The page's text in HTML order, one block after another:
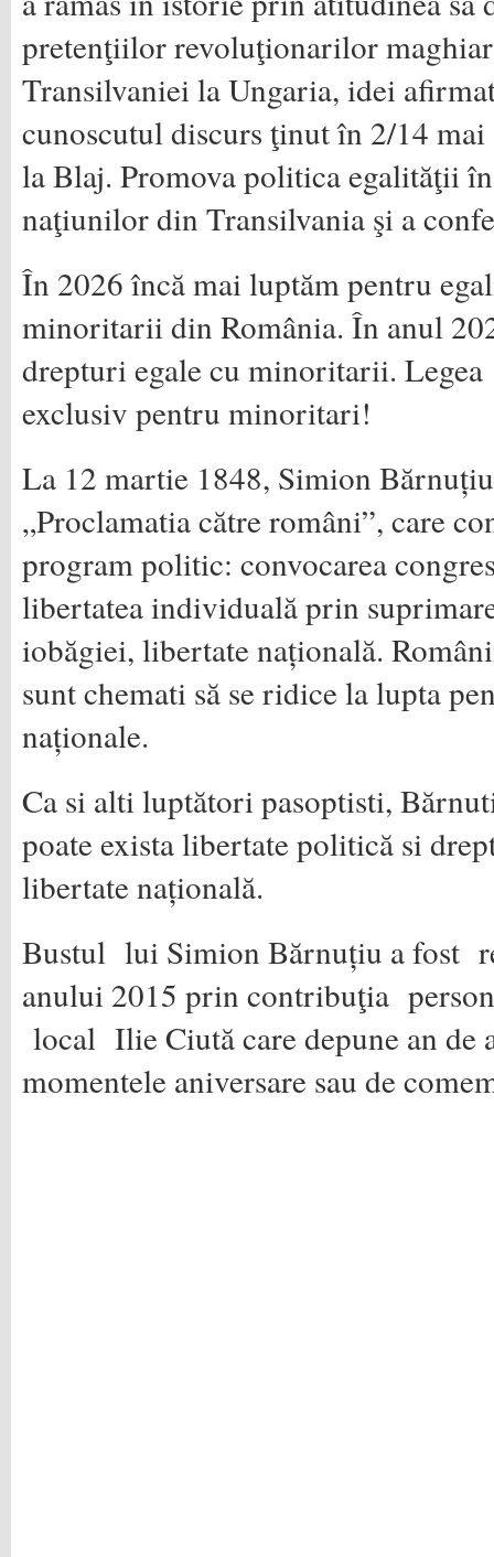
pretenţiilor revoluţionarilor
Transilvaniei la Ungaria, idei
cunoscutul discurs ţinut în 2/14
la Blaj. Promova politica egalităţii
naţiunilor din Transilvania şi a
În 2026 încă mai luptăm pentru
minoritarii din România. În anul
drepturi egale cu minoritarii. Legea
exclusiv pentru minoritari!
La 12 martie 1848, Simion
„Proclamatia către români”, care
program politic: convocarea
libertatea individuală prin
iobăgiei, libertate națională.
sunt chemati să se ridice la lupta
naționale.
Ca si alti luptători pasoptisti,
poate exista libertate politică si
libertate națională.
Bustul lui Simion Bărnuțiu a fost
anului 2015 prin contribuţia
local Ilie Ciută care depune an de
momentele aniversare sau de